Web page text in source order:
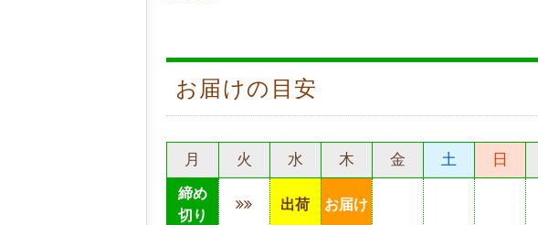
お届けの目安
月 火 水 木 金 土 日
締め
切り
出荷 お届け